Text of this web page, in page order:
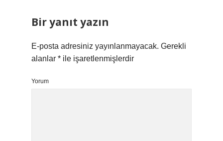
Bir yanıt yazın
E-posta adresiniz yayınlanmayacak. Gerekli
alanlar * ile işaretlenmişlerdir
Yorum